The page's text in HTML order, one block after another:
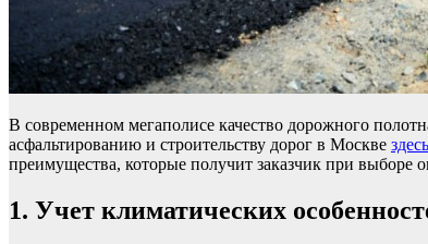
В современном мегаполисе качество дорожного
асфальтированию и строительству дорог в Москве здесь
преимущества, которые получит заказчик при
1. Учет климатических